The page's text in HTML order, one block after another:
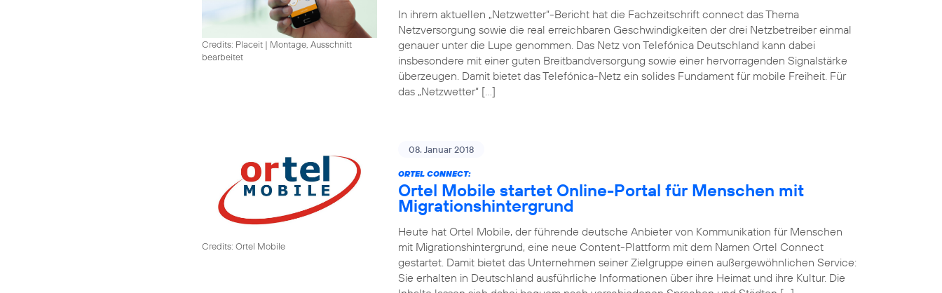
Credits: Placeit | Montage, Ausschnitt
bearbeitet
In ihrem aktuellen „Netzwetter“-Bericht hat die Fachzeitschrift connect das Thema
Netzversorgung sowie die real erreichbaren Geschwindigkeiten der drei Netzbetreiber einmal
genauer unter die Lupe genommen. Das Netz von Telefónica Deutschland kann dabei
insbesondere mit einer guten Breitbandversorgung sowie einer hervorragenden Signalstärke
überzeugen. Damit bietet das Telefónica-Netz ein solides Fundament für mobile Freiheit. Für
das „Netzwetter“ […]
Credits: Ortel Mobile
08. Januar 2018
ORTEL CONNECT:
Ortel Mobile startet Online-Portal für Menschen mit
Migrationshintergrund
Heute hat Ortel Mobile, der führende deutsche Anbieter von Kommunikation für Menschen
mit Migrationshintergrund, eine neue Content-Plattform mit dem Namen Ortel Connect
gestartet. Damit bietet das Unternehmen seiner Zielgruppe einen außergewöhnlichen Service:
Sie erhalten in Deutschland ausführliche Informationen über ihre Heimat und ihre Kultur. Die